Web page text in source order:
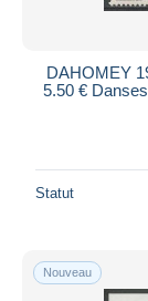
DAHOMEY
5.50 €
Statut
Nouveau